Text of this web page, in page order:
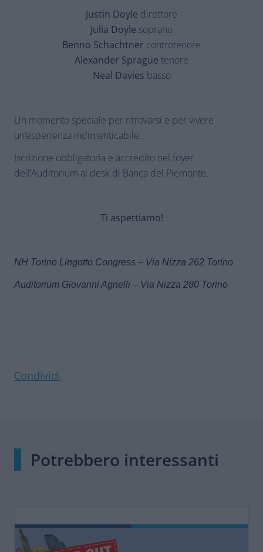
Justin Doyle direttore
Julia Doyle soprano
Benno Schachtner controtenore
Alexander Sprague tenore
Neal Davies basso
Un momento speciale per ritrovarsi e per vivere
un’esperienza indimenticabile.
Iscrizione obbligatoria e accredito nel foyer
dell’Auditorium al desk di Banca del Piemonte.
Ti aspettiamo!
NH Torino Lingotto Congress – Via Nizza 262 Torino
Auditorium Giovanni Agnelli – Via Nizza 280 Torino
Condividi
Potrebbero interessanti